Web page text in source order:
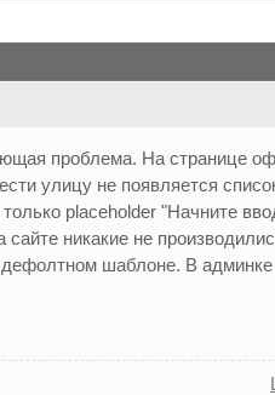
проблема. На странице
улицу не появляется
placeholder "Начните
никакие не
шаблоне. В админке